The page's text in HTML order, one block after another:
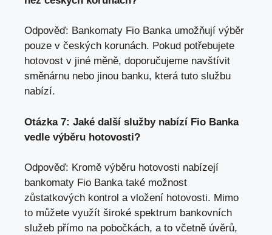
Odpověď: Bankomaty Fio Banka umožňují výběr
pouze v českých‍ korunách. Pokud potřebujete
hotovost v jiné měně, doporučujeme navštívit
směnárnu ‍nebo⁤ jinou banku, ⁤která tuto službu
nabízí.
Otázka 7: Jaké další služby nabízí Fio⁤ Banka
vedle výběru hotovosti?
Odpověď: Kromě výběru hotovosti nabízejí
bankomaty Fio Banka také možnost
zůstatkových ⁤kontrol a vložení hotovosti. Mimo
to můžete‌ využít široké spektrum bankovních
služeb přímo ​na pobočkách, a to včetně úvěrů,⁣